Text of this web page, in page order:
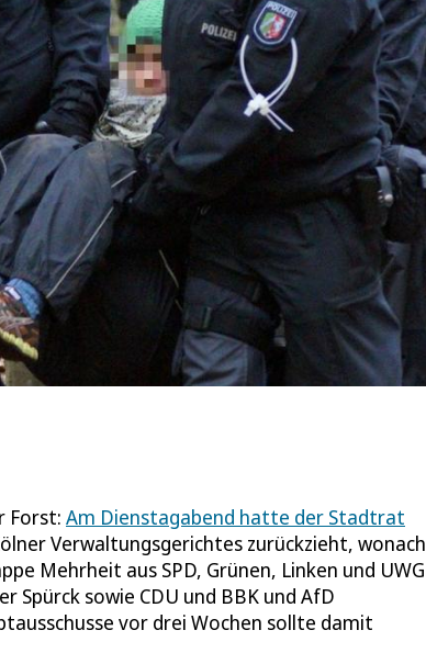
Forst: Am Dienstagabend hatte der Stadtrat
Verwaltungsgerichtes zurückzieht, wonach
Mehrheit aus SPD, Grünen, Linken und UWG
sowie CDU und BBK und AfD
vor drei Wochen sollte damit